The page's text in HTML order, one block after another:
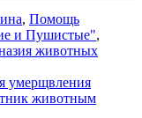
, Помощь
и Пушистые",
животных
умерщвления
животным